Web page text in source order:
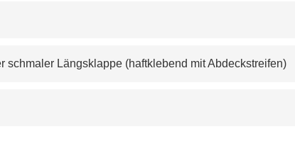
Längsklappe (haftklebend mit Abdeckstreifen)